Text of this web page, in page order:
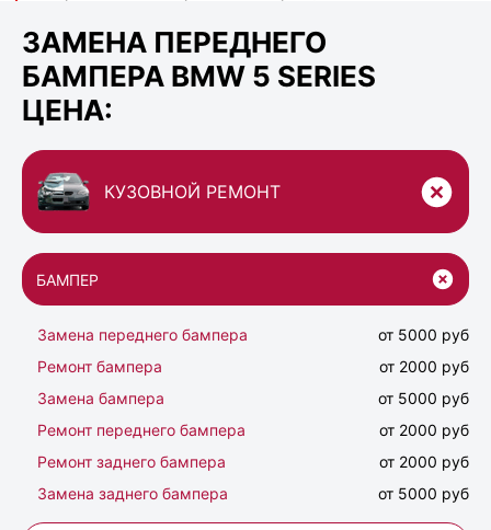
ЗАМЕНА ПЕРЕДНЕГО
БАМПЕРА BMW 5 SERIES
ЦЕНА:
КУЗОВНОЙ РЕМОНТ
БАМПЕР
Замена переднего бампера
от 5000 руб
Ремонт бампера
от 2000 руб
Замена бампера
от 5000 руб
Ремонт переднего бампера
от 2000 руб
Ремонт заднего бампера
от 2000 руб
Замена заднего бампера
от 5000 руб